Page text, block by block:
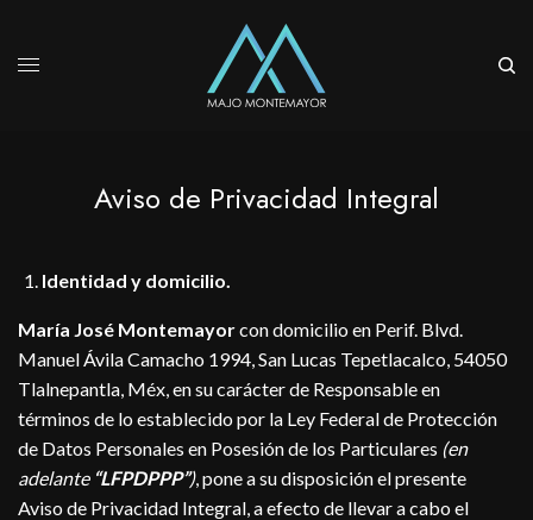
Aviso de Privacidad Integral
Identidad y domicilio.
María José Montemayorcon domicilio en Perif. Blvd.
Manuel Ávila Camacho 1994, San Lucas Tepetlacalco, 54050
Tlalnepantla, Méx, en su carácter de Responsable en
términos de lo establecido por la Ley Federal de Protección
de Datos Personales en Posesión de los Particulares (en
adelante “LFPDPPP”), pone a su disposición el presente
Aviso de Privacidad Integral, a efecto de llevar a cabo el